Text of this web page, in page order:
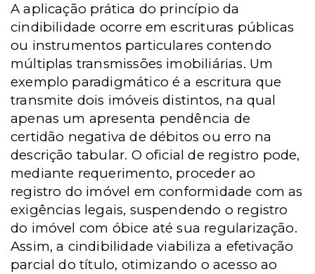
A aplicação prática do princípio da
cindibilidade ocorre em escrituras públicas
ou instrumentos particulares contendo
múltiplas transmissões imobiliárias. Um
exemplo paradigmático é a escritura que
transmite dois imóveis distintos, na qual
apenas um apresenta pendência de
certidão negativa de débitos ou erro na
descrição tabular. O oficial de registro pode,
mediante requerimento, proceder ao
registro do imóvel em conformidade com as
exigências legais, suspendendo o registro
do imóvel com óbice até sua regularização.
Assim, a cindibilidade viabiliza a efetivação
parcial do título, otimizando o acesso ao